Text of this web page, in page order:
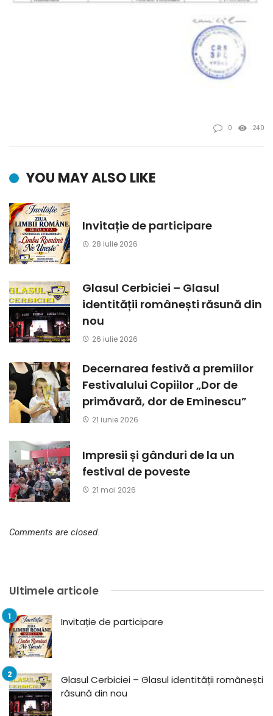
0 240
YOU MAY ALSO LIKE
Invitație de participare
28 iulie 2026
Glasul Cerbiciei – Glasul
identității românești răsună din
nou
26 iulie 2026
Decernarea festivă a premiilor
Festivalului Copiilor „Dor de
primăvară, dor de Eminescu”
21 iunie 2026
Impresii și gânduri de la un
festival de poveste
21 mai 2026
Comments are closed.
Ultimele articole
Invitație de participare
Glasul Cerbiciei – Glasul identității românești
răsună din nou